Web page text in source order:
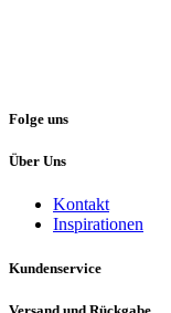
Folge uns
Über Uns
Kontakt
Inspirationen
Kundenservice